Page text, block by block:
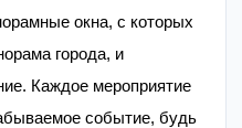
окна, с которых
города, и
Каждое мероприятие
событие, будь